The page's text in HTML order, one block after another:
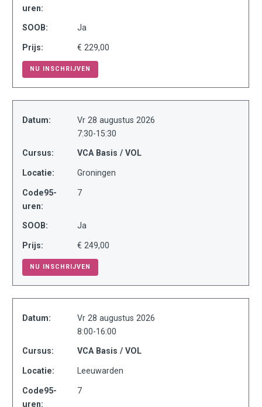
uren:
SOOB: Ja
Prijs: € 229,00
NU INSCHRIJVEN
Datum:
Vr 28 augustus 2026
7:30-15:30
Cursus: VCA Basis / VOL
Locatie: Groningen
Code95-
uren:
7
SOOB: Ja
Prijs: € 249,00
NU INSCHRIJVEN
Datum:
Vr 28 augustus 2026
8:00-16:00
Cursus: VCA Basis / VOL
Locatie: Leeuwarden
Code95-
uren:
7